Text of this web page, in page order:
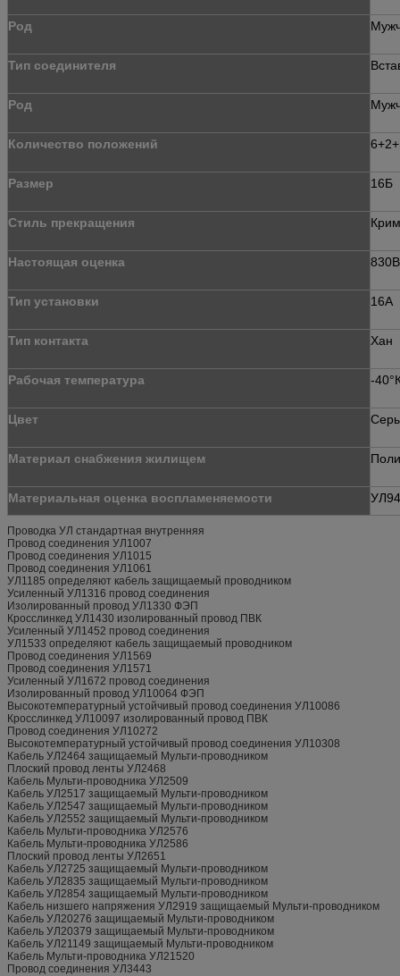
Род
Тип соединителя
Род
Количество положений
Размер 16Б
Стиль прекращения
Настоящая оценка 830В
Тип установки 16А
Тип контакта Хан
Рабочая температура -
Цвет
Материал снабжения жилищем
Материальная оценка воспламеняемости
Проводка УЛ стандартная внутренняя
Провод соединения УЛ1007
Провод соединения УЛ1015
Провод соединения УЛ1061
УЛ1185 определяют кабель защищаемый проводником
Усиленный УЛ1316 провод соединения
Изолированный провод УЛ1330 ФЭП
Кросслинкед УЛ1430 изолированный провод ПВК
Усиленный УЛ1452 провод соединения
УЛ1533 определяют кабель защищаемый проводником
Провод соединения УЛ1569
Провод соединения УЛ1571
Усиленный УЛ1672 провод соединения
Изолированный провод УЛ10064 ФЭП
Высокотемпературный устойчивый провод соединения УЛ10086
Кросслинкед УЛ10097 изолированный провод ПВК
Провод соединения УЛ10272
Высокотемпературный устойчивый провод соединения УЛ10308
Кабель УЛ2464 защищаемый Мульти-проводником
Плоский провод ленты УЛ2468
Кабель Мульти-проводника УЛ2509
Кабель УЛ2517 защищаемый Мульти-проводником
Кабель УЛ2547 защищаемый Мульти-проводником
Кабель УЛ2552 защищаемый Мульти-проводником
Кабель Мульти-проводника УЛ2576
Кабель Мульти-проводника УЛ2586
Плоский провод ленты УЛ2651
Кабель УЛ2725 защищаемый Мульти-проводником
Кабель УЛ2835 защищаемый Мульти-проводником
Кабель УЛ2854 защищаемый Мульти-проводником
Кабель низшего напряжения УЛ2919 защищаемый Мульти-проводником
Кабель УЛ20276 защищаемый Мульти-проводником
Кабель УЛ20379 защищаемый Мульти-проводником
Кабель УЛ21149 защищаемый Мульти-проводником
Кабель Мульти-проводника УЛ21520
Провод соединения УЛ3443